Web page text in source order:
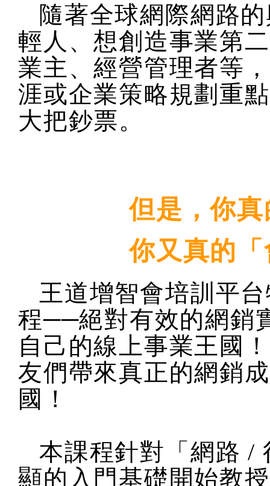
隨著全球網際網路
輕人、想創造事業第
業主、經營管理者等
涯或企業策略規劃重
大把鈔票。
但是，你
你又真的
王道增智會培訓平
程──絕對有效的網銷
自己的線上事業王國
友們帶來真正的網銷
國！
本課程針對「網路 /
顯的入門基礎開始教